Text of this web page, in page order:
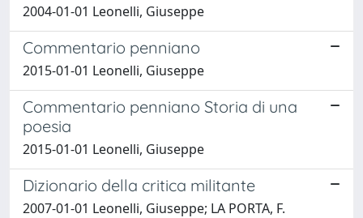
2004-01-01 Leonelli, Giuseppe
Commentario penniano
2015-01-01 Leonelli, Giuseppe
Commentario penniano Storia di una
poesia
2015-01-01 Leonelli, Giuseppe
Dizionario della critica militante
2007-01-01 Leonelli, Giuseppe; LA PORTA, F.